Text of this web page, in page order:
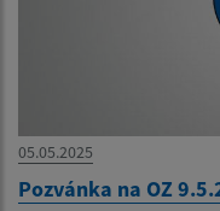
05.05.2025
Pozvánka na OZ